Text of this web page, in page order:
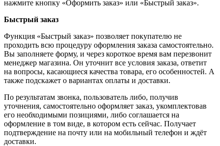
нажмите кнопку «Оформить заказ» или «Быстрый заказ».
Быстрый заказ
Функция «Быстрый заказ» позволяет покупателю не
проходить всю процедуру оформления заказа самостоятельно.
Вы заполняете форму, и через короткое время вам перезвонит
менеджер магазина. Он уточнит все условия заказа, ответит
на вопросы, касающиеся качества товара, его особенностей. А
также подскажет о вариантах оплаты и доставки.
По результатам звонка, пользователь либо, получив
уточнения, самостоятельно оформляет заказ, укомплектовав
его необходимыми позициями, либо соглашается на
оформление в том виде, в котором есть сейчас. Получает
подтверждение на почту или на мобильный телефон и ждёт
доставки.